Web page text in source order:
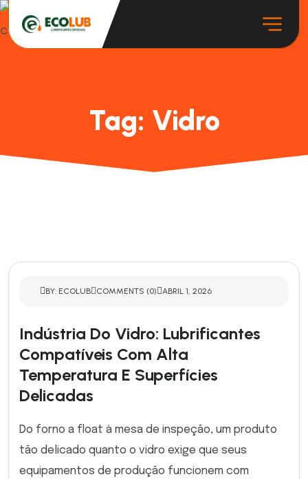
Tag: Vidro
BY: ECOLUB COMMENTS (0) ABRIL 1, 2026
Indústria Do Vidro: Lubrificantes
Compatíveis Com Alta
Temperatura E Superfícies
Delicadas
Do forno a float à mesa de inspeção, um produto
tão delicado quanto o vidro exige que seus
equipamentos de produção funcionem com